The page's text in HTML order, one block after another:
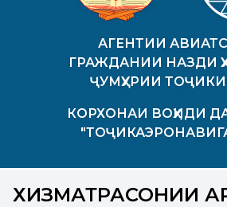
АГЕНТИИ
ГРАЖДАНИИ НАЗДИ
ҶУМҲУРИИ
КОРХОНАИ ВОҲИДИ
ХИЗМАТРАСОНИИ